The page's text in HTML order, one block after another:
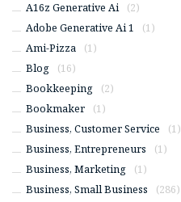
A16z Generative Ai
(2)
Adobe Generative Ai 1
(1)
Ami-Pizza
(1)
Blog
(16)
Bookkeeping
(2)
Bookmaker
(1)
Business, Customer Service
(1)
Business, Entrepreneurs
(1)
Business, Marketing
(1)
Business, Small Business
(286)